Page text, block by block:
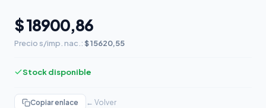
$ 18900,86
Precio s/imp. nac.: $ 15620,55
Stock disponible
Copiar enlace ← Volver